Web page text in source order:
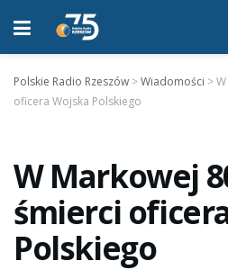
Polskie Radio Rzeszów >Wiadomości >
oficera Wojska Polskiego
W Markowej
śmierci
Polskiego